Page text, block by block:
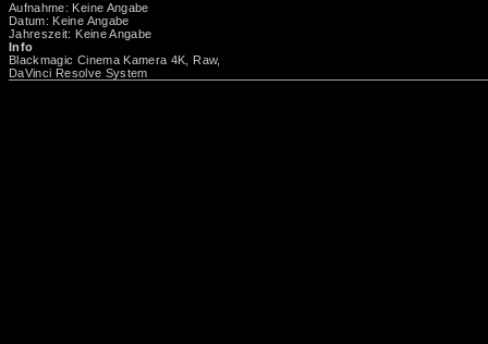
Aufnahme: Keine Angabe
Datum: Keine Angabe
Jahreszeit: Keine Angabe
Info
Blackmagic Cinema Kamera 4K, Raw,
DaVinci Resolve System